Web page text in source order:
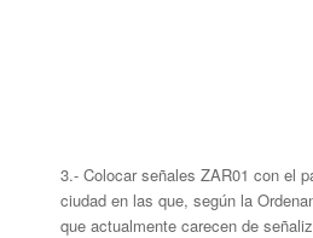
3.- Colocar señales ZAR01 con el
ciudad en las que, según la
que actualmente carecen de